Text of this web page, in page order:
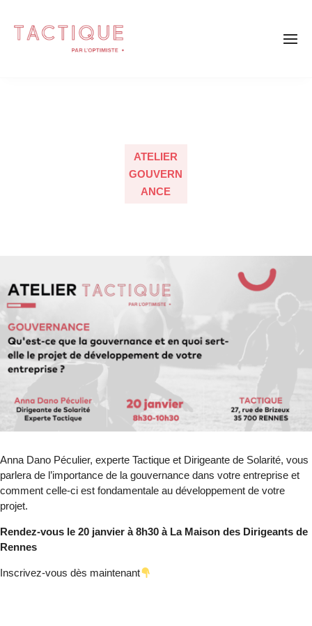
ATELIER
GOUVERN
ANCE
Anna Dano Péculier, experte Tactique et Dirigeante de Solarité, vous
parlera de l’importance de la gouvernance dans votre entreprise et
comment celle-ci est fondamentale au développement de votre
projet.
Rendez-vous le 20 janvier à 8h30 à La Maison des Dirigeants de
Rennes
Inscrivez-vous dès maintenant